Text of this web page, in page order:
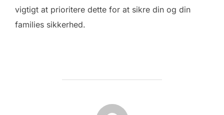
vigtigt at prioritere dette for at sikre din og din
families sikkerhed.
FORFATTER